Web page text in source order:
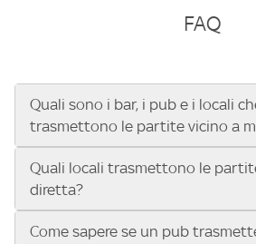
FAQ
Quali sono i bar, i pub e i locali
trasmettono le partite vicino a
Se cerchi un bar, pub, ristorante o
vedere le partite di Serie A ENILIVE, la
UEFA Champions League, la UEFA
Conference League, il Tennis, la
Quali locali trasmettono le
diretta?
Vuoi sapere quali bar, pub o ristoranti
Come sapere se un pub